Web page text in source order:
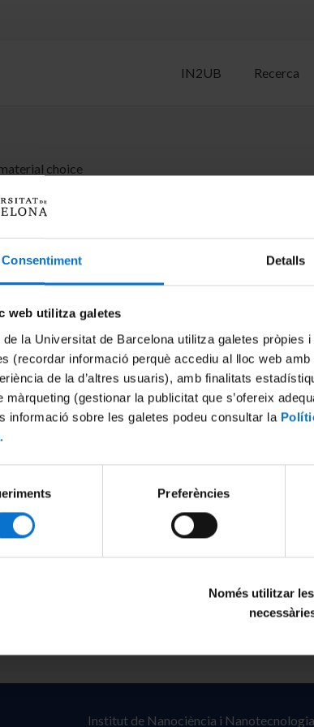
Consentiment Detalls
web utilitza galetes
de la Universitat de Barcelona utilitza galetes
(recordar informació perquè accediu al lloc web
de la d’altres usuaris), amb finalitats
màrqueting (gestionar la publicitat que s’ofereix
informació sobre les galetes podeu consultar la
.
Preferències
Només utilitzar
IN2UB Recerca
choice
Torres-Ribas; Ana Inés Fernández; Dieter Boer
Institut de Nanociència i